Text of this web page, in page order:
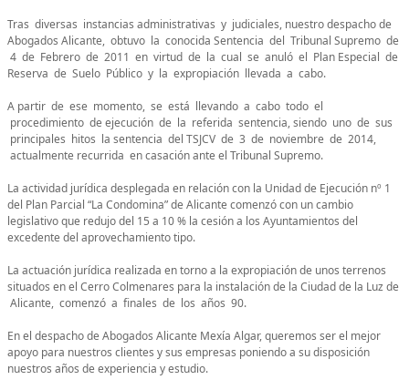
Tras diversas instancias administrativas y judiciales, nuestro despacho de
Abogados Alicante, obtuvo la conocida Sentencia del Tribunal Supremo de
4 de Febrero de 2011 en virtud de la cual se anuló el Plan Especial de
Reserva de Suelo Público y la expropiación llevada a cabo.
A partir de ese momento, se está llevando a cabo todo el
procedimiento de ejecución de la referida sentencia, siendo uno de sus
principales hitos la sentencia del TSJCV de 3 de noviembre de 2014,
actualmente recurrida en casación ante el Tribunal Supremo.
La actividad jurídica desplegada en relación con la Unidad de Ejecución nº 1
del Plan Parcial “La Condomina” de Alicante comenzó con un cambio
legislativo que redujo del 15 a 10 % la cesión a los Ayuntamientos del
excedente del aprovechamiento tipo.
La actuación jurídica realizada en torno a la expropiación de unos terrenos
situados en el Cerro Colmenares para la instalación de la Ciudad de la Luz de
Alicante, comenzó a finales de los años 90.
En el despacho de Abogados Alicante Mexía Algar, queremos ser el mejor
apoyo para nuestros clientes y sus empresas poniendo a su disposición
nuestros años de experiencia y estudio.